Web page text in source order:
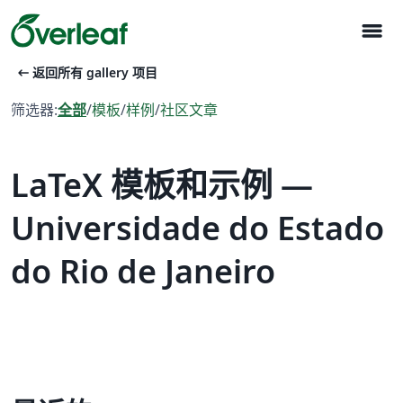
menu
arrow_left_alt 返回所有 gallery 项目
筛选器:全部/模板/样例/社区文章
LaTeX 模板和示例 —
Universidade do Estado
do Rio de Janeiro